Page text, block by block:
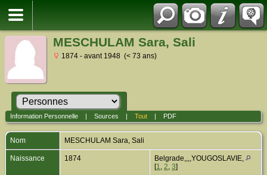
MESCHULAM Sara, Sali
1874 - avant 1948 (< 73 ans)
Information Personnelle| Sources Tout| PDF
Nom MESCHULAM Sara, Sali
Naissance 1874
Belgrade,,,,YOUGOSLAVIE,
[1, 2, 3]